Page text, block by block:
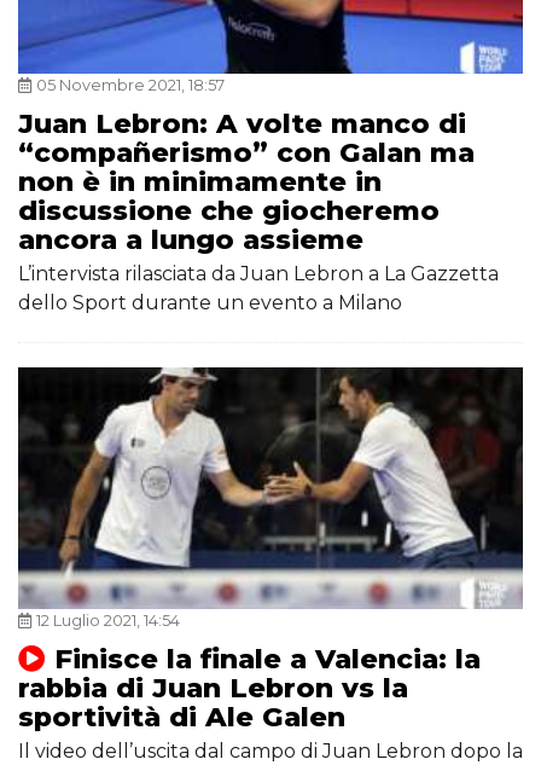
05 Novembre 2021, 18:57
Juan Lebron: A volte manco di
“compañerismo” con Galan ma
non è in minimamente in
discussione che giocheremo
ancora a lungo assieme
L’intervista rilasciata da Juan Lebron a La Gazzetta
dello Sport durante un evento a Milano
12 Luglio 2021, 14:54
Finisce la finale a Valencia: la
rabbia di Juan Lebron vs la
sportività di Ale Galen
Il video dell’uscita dal campo di Juan Lebron dopo la